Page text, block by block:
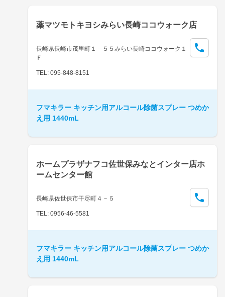
薬マツモトキヨシみらい長崎ココウォーク店
長崎県長崎市茂里町１－５５みらい長崎ココウォーク１
Ｆ
TEL: 095-848-8151
フマキラー キッチン用アルコール除菌スプレー つめか
え用 1440mL
ホームプラザナフコ佐世保みなとインター店ホ
ームセンター館
長崎県佐世保市干尽町４－５
TEL: 0956-46-5581
フマキラー キッチン用アルコール除菌スプレー つめか
え用 1440mL